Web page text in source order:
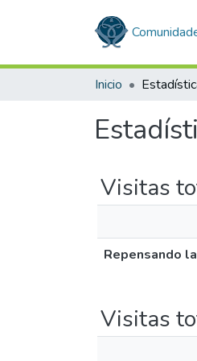
Inicio
Visitas
Repensando
Visitas